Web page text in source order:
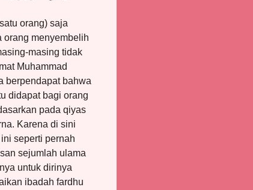
orang) saja
orang menyembelih
masing tidak
Muhammad
berpendapat bahwa
didapat bagi orang
pada qiyas
Karena di sini
seperti pernah
sejumlah ulama
untuk dirinya
ibadah fardhu